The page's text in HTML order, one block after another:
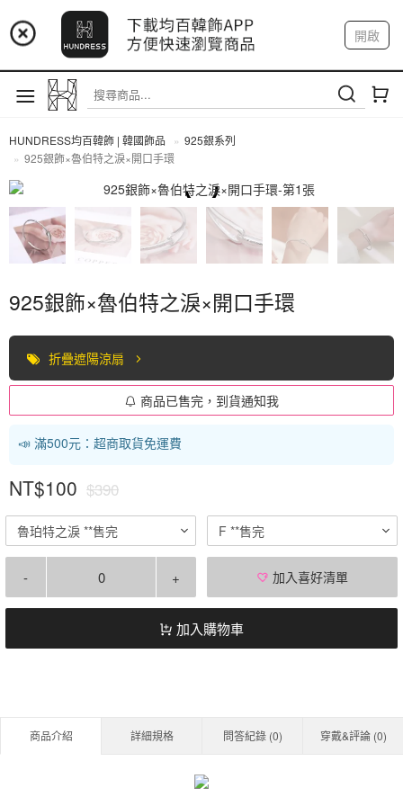
📢 市集預告：9/4-9/6 淡水捷運站
📢 市集預告：9/12-9/13 八里海巡基地
📢 市集預告：8/22-8/23 桃園青埔置地廣場
開啟
註冊 我的帳戶
HUNDRESS均百韓飾 | 韓國飾品
925銀系列
925銀飾×魯伯特之淚×開口手環
925銀系列
925銀飾×魯伯特之淚×開口手環
折疊遮陽涼扇
商品已售完，到貨通知我
📣 滿500元：超商取貨免運費
NT$100 $390
魯珀特之淚 **售完 F **售完
- + 加入喜好清單
加入購物車
商品介紹 詳細規格 問答紀錄 (0) 穿戴&評論 (0)